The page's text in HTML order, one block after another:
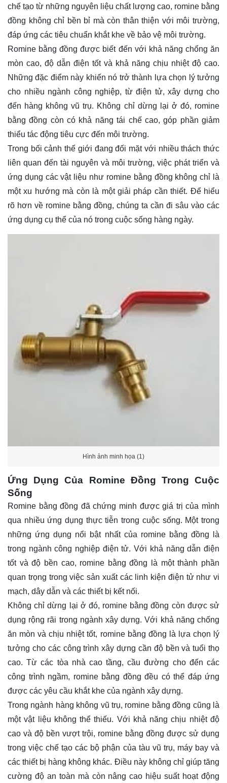
chế tạo từ những nguyên liệu chất lượng cao, romine bằng
đồng không chỉ bền bỉ mà còn thân thiện với môi trường,
đáp ứng các tiêu chuẩn khắt khe về bảo vệ môi trường.
Romine bằng đồng được biết đến với khả năng chống ăn
mòn cao, độ dẫn điện tốt và khả năng chịu nhiệt độ cao.
Những đặc điểm này khiến nó trở thành lựa chọn lý tưởng
cho nhiều ngành công nghiệp, từ điện tử, xây dựng cho
đến hàng không vũ trụ. Không chỉ dừng lại ở đó, romine
bằng đồng còn có khả năng tái chế cao, góp phần giảm
thiểu tác động tiêu cực đến môi trường.
Trong bối cảnh thế giới đang đối mặt với nhiều thách thức
liên quan đến tài nguyên và môi trường, việc phát triển và
ứng dụng các vật liệu như romine bằng đồng không chỉ là
một xu hướng mà còn là một giải pháp cần thiết. Để hiểu
rõ hơn về romine bằng đồng, chúng ta cần đi sâu vào các
ứng dụng cụ thể của nó trong cuộc sống hàng ngày.
Hình ảnh minh họa (1)
Ứng Dụng Của Romine Đồng Trong Cuộc
Sống
Romine bằng đồng đã chứng minh được giá trị của mình
qua nhiều ứng dụng thực tiễn trong cuộc sống. Một trong
những ứng dụng nổi bật nhất của romine bằng đồng là
trong ngành công nghiệp điện tử. Với khả năng dẫn điện
tốt và độ bền cao, romine bằng đồng là một thành phần
quan trọng trong việc sản xuất các linh kiện điện tử như vi
mạch, dây dẫn và các thiết bị kết nối.
Không chỉ dừng lại ở đó, romine bằng đồng còn được sử
dụng rộng rãi trong ngành xây dựng. Với khả năng chống
ăn mòn và chịu nhiệt tốt, romine bằng đồng là lựa chọn lý
tưởng cho các công trình xây dựng cần độ bền và tuổi thọ
cao. Từ các tòa nhà cao tầng, cầu đường cho đến các
công trình ngầm, romine bằng đồng đều có thể đáp ứng
được các yêu cầu khắt khe của ngành xây dựng.
Trong ngành hàng không vũ trụ, romine bằng đồng cũng là
một vật liệu không thể thiếu. Với khả năng chịu nhiệt độ
cao và độ bền vượt trội, romine bằng đồng được sử dụng
trong việc chế tạo các bộ phận của tàu vũ trụ, máy bay và
các thiết bị hàng không khác. Điều này không chỉ giúp tăng
cường độ an toàn mà còn nâng cao hiệu suất hoạt động